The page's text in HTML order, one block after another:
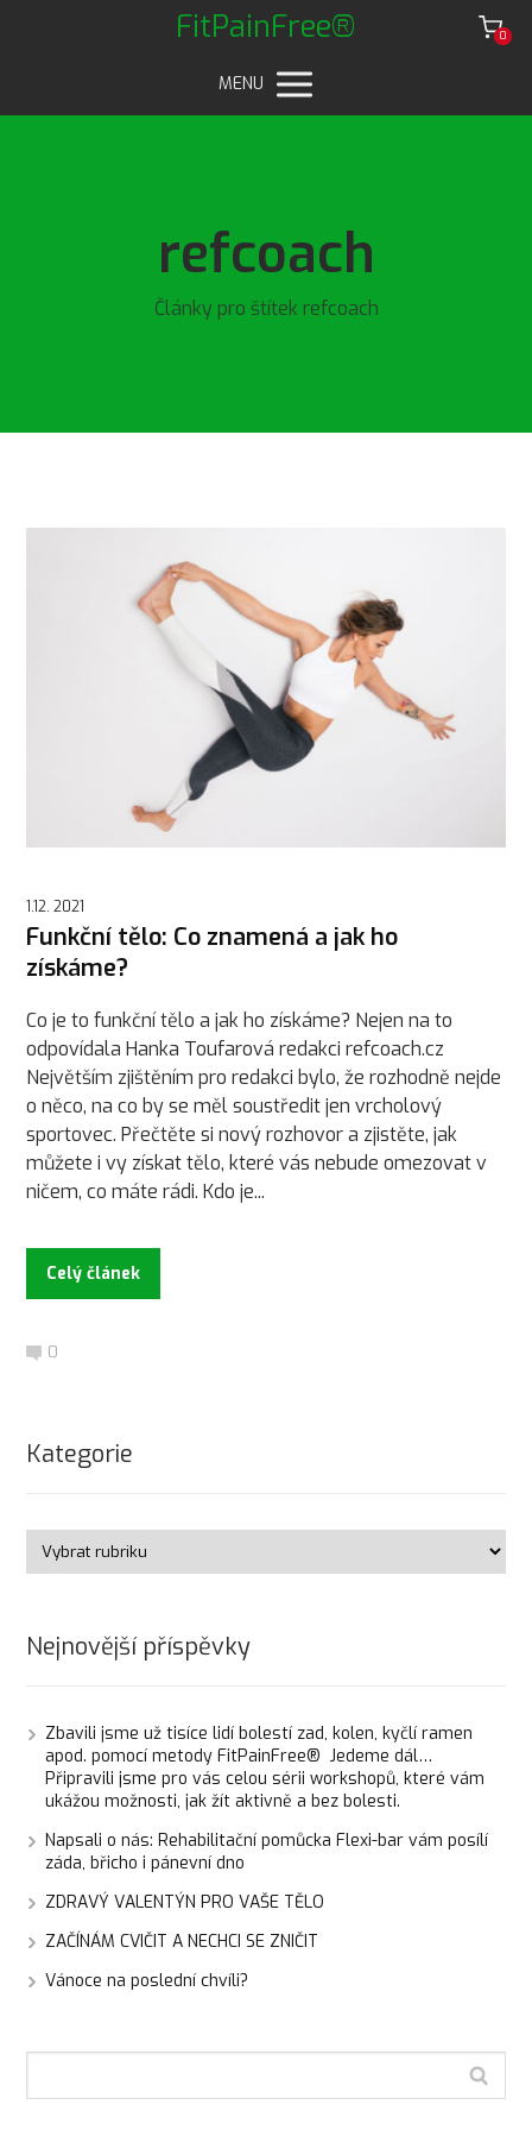
FitPainFree® 0
MENU
refcoach
Články pro štítek refcoach
1.12. 2021
Funkční tělo: Co znamená a jak ho
získáme?
Co je to funkční tělo a jak ho získáme? Nejen na to
odpovídala Hanka Toufarová redakci refcoach.cz
Největším zjištěním pro redakci bylo, že rozhodně nejde
o něco, na co by se měl soustředit jen vrcholový
sportovec. Přečtěte si nový rozhovor a zjistěte, jak
můžete i vy získat tělo, které vás nebude omezovat v
ničem, co máte rádi. Kdo je...
Celý článek
0
Kategorie
Nejnovější příspěvky
Zbavili jsme už tisíce lidí bolestí zad, kolen, kyčlí ramen
apod. pomocí metody FitPainFree® Jedeme dál…
Připravili jsme pro vás celou sérii workshopů, které vám
ukážou možnosti, jak žít aktivně a bez bolesti.
Napsali o nás: Rehabilitační pomůcka Flexi-bar vám posílí
záda, břicho i pánevní dno
ZDRAVÝ VALENTÝN PRO VAŠE TĚLO
ZAČÍNÁM CVIČIT A NECHCI SE ZNIČIT
Vánoce na poslední chvíli?